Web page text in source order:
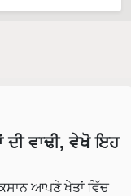
ਵਾਢੀ, ਵੇਖੋ ਇਹ
ਆਪਣੇ ਖੇਤਾਂ ਵਿੱਚ